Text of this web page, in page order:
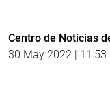
Centro de Noticias
30 May 2022 | 11:53